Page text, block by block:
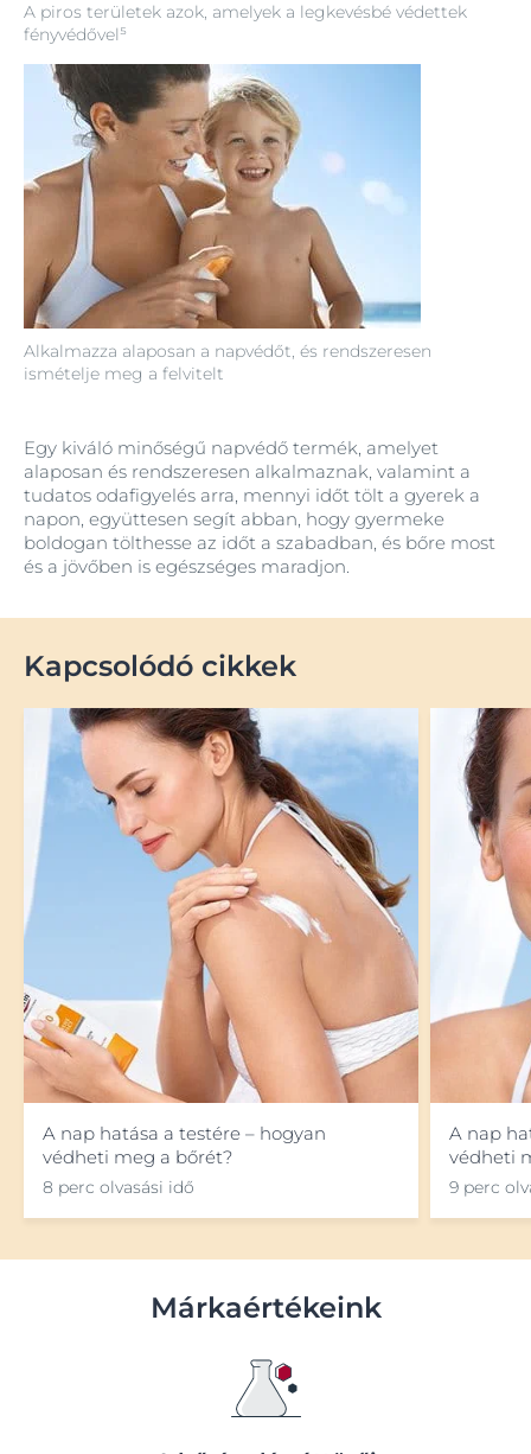
A piros területek azok, amelyek a legkevésbé védettek
fényvédővel⁵
Alkalmazza alaposan a napvédőt, és rendszeresen
ismételje meg a felvitelt
Egy kiváló minőségű napvédő termék, amelyet
alaposan és rendszeresen alkalmaznak, valamint a
tudatos odafigyelés arra, mennyi időt tölt a gyerek a
napon, együttesen segít abban, hogy gyermeke
boldogan tölthesse az időt a szabadban, és bőre most
és a jövőben is egészséges maradjon.
Kapcsolódó cikkek
A nap hatása a testére – hogyan
védheti meg a bőrét?
8 perc olvasási idő
A nap
védheti
9 perc
Márkaértékeink